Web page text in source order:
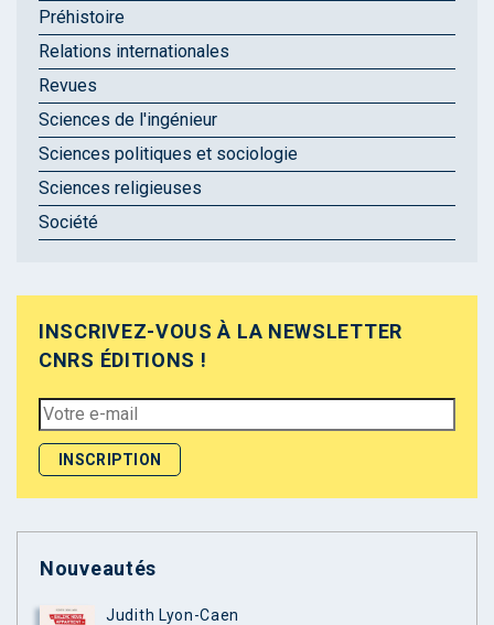
Préhistoire
Relations internationales
Revues
Sciences de l'ingénieur
Sciences politiques et sociologie
Sciences religieuses
Société
INSCRIVEZ-VOUS À LA NEWSLETTER
CNRS ÉDITIONS !
Nouveautés
Judith Lyon-Caen